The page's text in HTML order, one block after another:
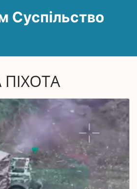
Суспільство